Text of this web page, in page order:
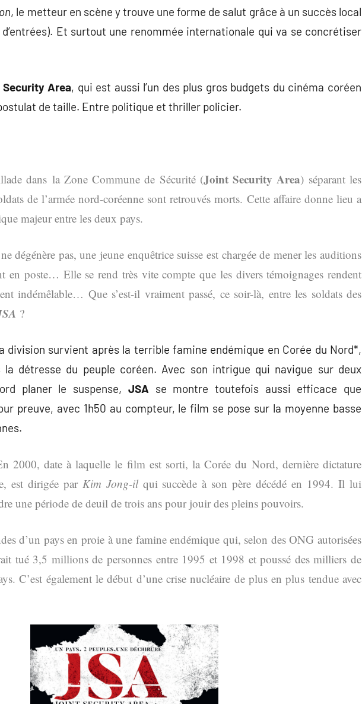
, le metteur en scène y trouve une forme de salut grâce à un succès local
Et surtout une renommée internationale qui va se concrétiser
Area, qui est aussi l’un des plus gros budgets du cinéma coréen
de taille. Entre politique et thriller policier.
dans la Zone Commune de Sécurité (Joint Security Area) séparant les
de l’armée nord-coréenne sont retrouvés morts. Cette affaire donne lieu a
majeur entre les deux pays.
dégénère pas, une jeune enquêtrice suisse est chargée de mener les auditions
en poste… Elle se rend très vite compte que les divers témoignages rendent
indémêlable… Que s’est-il vraiment passé, ce soir-là, entre les soldats des
?
division survient après la terrible famine endémique en Corée du Nord*,
la détresse du peuple coréen. Avec son intrigue qui navigue sur deux
planer le suspense, JSA se montre toutefois aussi efficace que
preuve, avec 1h50 au compteur, le film se pose sur la moyenne basse
2000, date à laquelle le film est sorti, la Corée du Nord, dernière dictature
est dirigée par Kim Jong-ilqui succède à son père décédé en 1994. Il lui
une période de deuil de trois ans pour jouir des pleins pouvoirs.
d’un pays en proie à une famine endémique qui, selon des ONG autorisées
tué 3,5 millions de personnes entre 1995 et 1998 et poussé des milliers de
C’est également le début d’une crise nucléaire de plus en plus tendue avec